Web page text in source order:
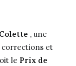
, une
corrections et
le Prix de